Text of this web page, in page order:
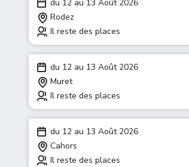
du 12 au 13 Août 2026
Rodez
Il reste des places
du 12 au 13 Août 2026
Muret
Il reste des places
du 12 au 13 Août 2026
Cahors
Il reste des places